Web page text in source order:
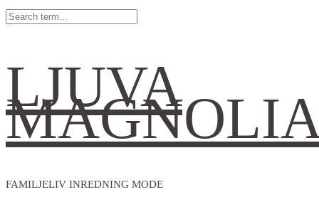
LJUVA
FAMILJELIV INREDNING MODE